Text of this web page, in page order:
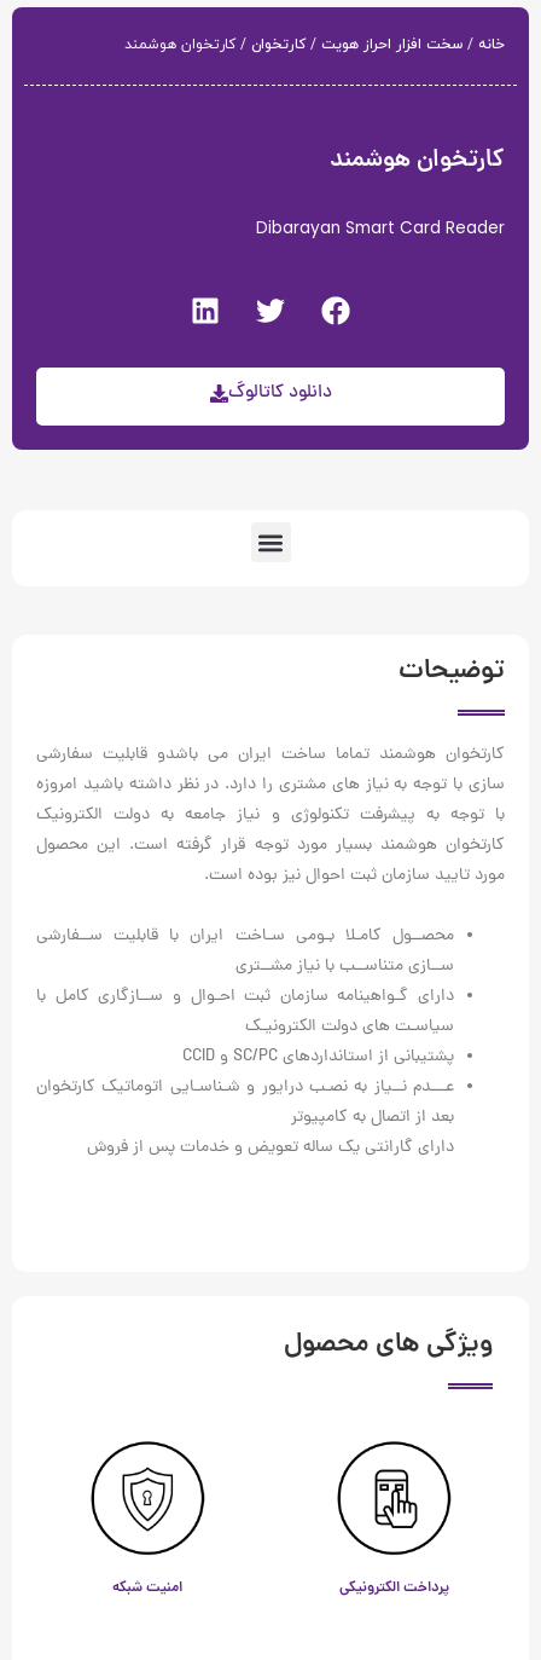
خانه / سخت افزار احراز هویت /کارتخوان / کارتخوان هوشمند
کارتخوان هوشمند
Dibarayan Smart Card Reader
دانلود کاتالوگ
Menu
توضیحات
کارتخوان هوشمند تماما ساخت ایران می باشدو قابلیت سفارشی
سازی با توجه به نیاز های مشتری را دارد. در نظر داشته باشید امروزه
با توجه به پیشرفت تکنولوژی و نیاز جامعه به دولت الکترونیک
کارتخوان هوشمند بسیار مورد توجه قرار گرفته است. این محصول
مورد تایید سازمان ثبت احوال نیز بوده است.
محصــول کامـلا بـومی سـاخت ایران با قابلیت ســفارشی
ســازی متناســب با نیاز مشــتری
دارای گـواهینامه سازمان ثبت احـوال و ســازگاری کامل با
سیاسـت های دولت الکترونیـک
پشتیبانی از استانداردهای SC/PC و CCID
عـــدم نــیاز به نصـب درایور و شـناسـایی اتوماتیک کارتخوان
بعد از اتصال به کامپیوتر
دارای گارانتی یک ساله تعویض و خدمات پس از فروش
ویژگی های محصول
پرداخت الکترونیکی امنیت شبکه